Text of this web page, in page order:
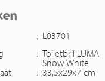
: L03701
: Toiletbril LUMA
Snow White
: 33,5x29x7 cm